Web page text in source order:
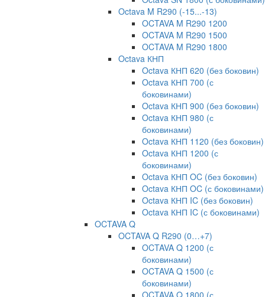
Octava M R290 (-15...-13)
OCTAVA M R290 1200
OCTAVA M R290 1500
OCTAVA M R290 1800
Octava КНП
Octava КНП 620 (без боковин)
Octava КНП 700 (с
боковинами)
Octava КНП 900 (без боковин)
Octava КНП 980 (с
боковинами)
Octava КНП 1120 (без боковин)
Octava КНП 1200 (с
боковинами)
Octava КНП OC (без боковин)
Octava КНП OC (с боковинами)
Octava КНП IC (без боковин)
Octava КНП IC (с боковинами)
OCTAVA Q
OCTAVA Q R290 (0…+7)
OCTAVA Q 1200 (с
боковинами)
OCTAVA Q 1500 (с
боковинами)